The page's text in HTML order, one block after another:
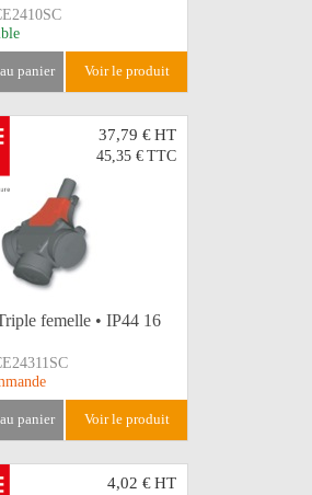
panier voir le produit
37,79 €HT
45,35 € TTC
femelle • IP44 16
panier voir le produit
4,02 €HT